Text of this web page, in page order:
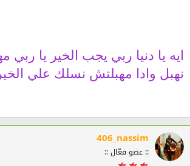
ايه يا دنيا ربي يجب الخير يا ربي
نهبل وادا مهبلتش نسلك علي
406_nassim
:: عضو فعّال ::